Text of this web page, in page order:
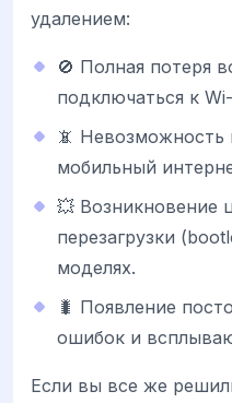
удалением:
🚫 Полная потеря
подключаться к
📵 Невозможность
мобильный
💥 Возникновение
перезагрузки
моделях.
🐛 Появление
ошибок и
Если вы все же